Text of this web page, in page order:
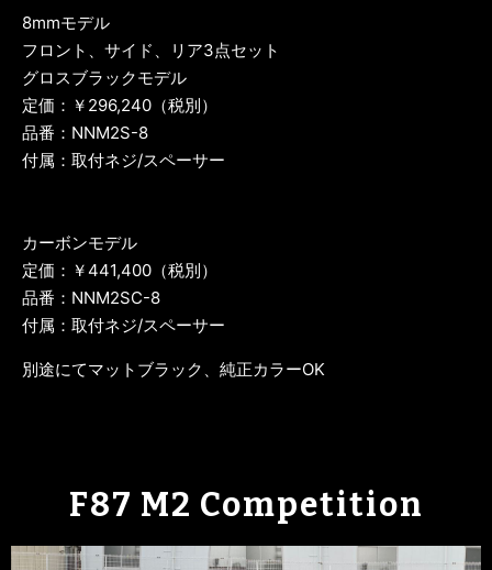
8mmモデル
フロント、サイド、リア3点セット
グロスブラックモデル
定価：￥296,240（税別）
品番：NNM2S-8
付属：取付ネジ/スペーサー
カーボンモデル
定価：￥441,400（税別）
品番：NNM2SC-8
付属：取付ネジ/スペーサー
別途にてマットブラック、純正カラーOK
F87 M2 Competition